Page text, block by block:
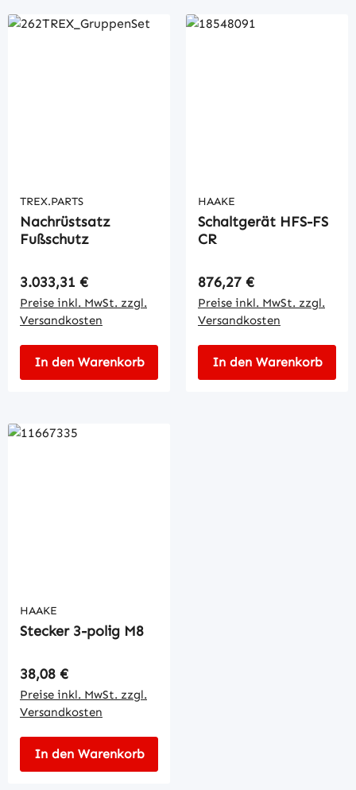
TREX.PARTS
Nachrüstsatz
Fußschutz
Regulärer Preis:
3.033,31 €
Preise inkl. MwSt. zzgl.
Versandkosten
In den Warenkorb
HAAKE
Schaltgerät HFS-FS
CR
Regulärer Preis:
876,27 €
Preise inkl. MwSt. zzgl.
Versandkosten
In den Warenkorb
HAAKE
Stecker 3-polig M8
Regulärer Preis:
38,08 €
Preise inkl. MwSt. zzgl.
Versandkosten
In den Warenkorb